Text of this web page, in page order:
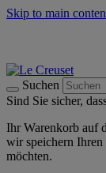
Skip to main
Suchen
Sind Sie sicher,
Ihr Warenkorb auf
wir speichern
möchten.